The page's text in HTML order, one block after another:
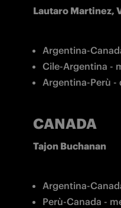
Lautaro Martinez,
Argentina-
Cile-Argentina -
Argentina-Perù -
CANADA
Tajon Buchanan
Argentina-
Perù-Canada -